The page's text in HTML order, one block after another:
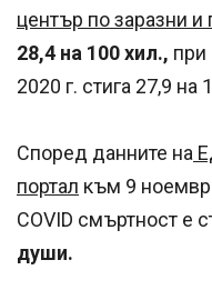
център по заразни и
28,4 на 100 хил., при
2020 г. стига 27,9 на
Според данните на
портал към 9
COVID смъртност е
души.